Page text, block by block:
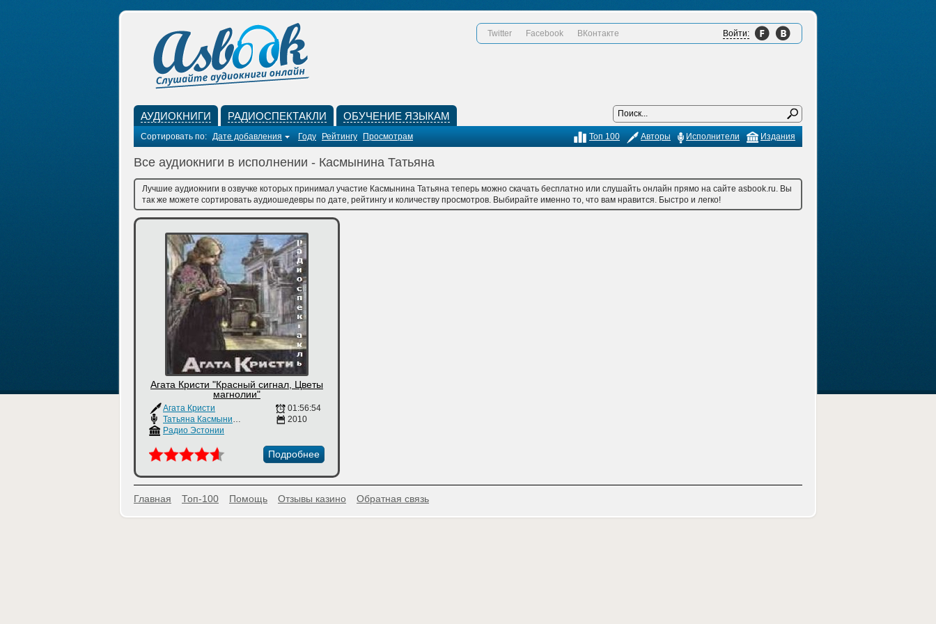
Twitter Facebook ВКонтакте Войти:
АУДИОКНИГИ РАДИОСПЕКТАКЛИ ОБУЧЕНИЕ ЯЗЫКАМ
Сортировать по: Дате добавления Году Рейтингу Просмотрам Издания
Исполнители
Авторы
Топ 100
Все аудиокниги в исполнении - Касмынина Татьяна
Лучшие аудиокниги в озвучке которых принимал участие Касмынина Татьяна теперь можно скачать бесплатно или слушайть онлайн прямо на сайте asbook.ru. Вы
так же можете сортировать аудиошедевры по дате, рейтингу и количеству просмотров. Выбирайте именно то, что вам нравится. Быстро и легко!
Агата Кристи "Красный сигнал, Цветы
магнолии"
Агата Кристи
Татьяна Касмынина
Радио Эстонии
01:56:54
2010
Подробнее
Главная Топ-100 Помощь Отзывы казино Обратная связь